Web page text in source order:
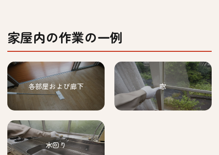
家屋内の作業の一例
各部屋および廊下 窓
水回り